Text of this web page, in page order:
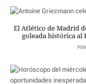
AMÉRICA
El Atlético de Madrid
goleada histórica